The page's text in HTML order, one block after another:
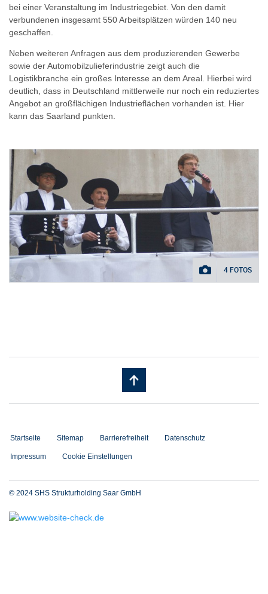
bei einer Veranstaltung im Industriegebiet. Von den damit
verbundenen insgesamt 550 Arbeitsplätzen würden 140 neu
geschaffen.
Neben weiteren Anfragen aus dem produzierenden Gewerbe
sowie der Automobilzulieferindustrie zeigt auch die
Logistikbranche ein großes Interesse an dem Areal. Hierbei wird
deutlich, dass in Deutschland mittlerweile nur noch ein reduziertes
Angebot an großflächigen Industrieflächen vorhanden ist. Hier
kann das Saarland punkten.
4 FOTOS
Startseite Sitemap Barrierefreiheit Datenschutz
Impressum Cookie Einstellungen
© 2024 SHS Strukturholding Saar GmbH